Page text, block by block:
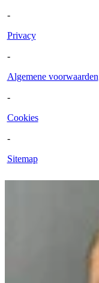
-
Privacy
-
Algemene voorwaarden
-
Cookies
-
Sitemap